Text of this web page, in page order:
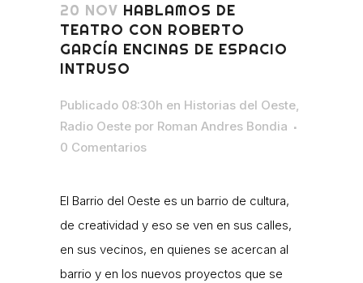
20 NOV HABLAMOS DE
TEATRO CON ROBERTO
GARCÍA ENCINAS DE ESPACIO
INTRUSO
Publicado 08:30h en Historias del Oeste,
Radio Oeste por Roman Andres Bondia
0 Comentarios
El Barrio del Oeste es un barrio de cultura,
de creatividad y eso se ven en sus calles,
en sus vecinos, en quienes se acercan al
barrio y en los nuevos proyectos que se